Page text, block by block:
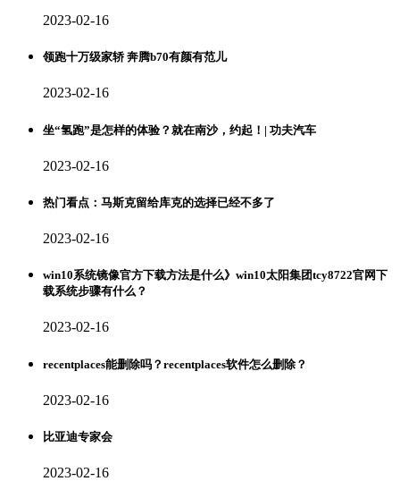
2023-02-16
领跑十万级家轿 奔腾b70有颜有范儿
2023-02-16
坐“氢跑”是怎样的体验？就在南沙，约起！| 功夫汽车
2023-02-16
热门看点：马斯克留给库克的选择已经不多了
2023-02-16
win10系统镜像官方下载方法是什么》win10太阳集团tcy8722官网下
载系统步骤有什么？
2023-02-16
recentplaces能删除吗？recentplaces软件怎么删除？
2023-02-16
比亚迪专家会
2023-02-16